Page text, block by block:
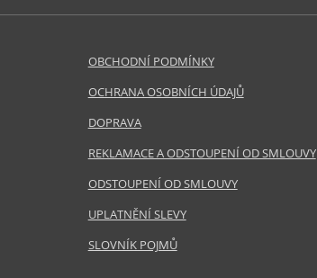
OBCHODNÍ PODMÍNKY
OCHRANA OSOBNÍCH ÚDAJŮ
DOPRAVA
REKLAMACE A ODSTOUPENÍ OD SMLOUVY
ODSTOUPENÍ OD SMLOUVY
UPLATNĚNÍ SLEVY
SLOVNÍK POJMŮ